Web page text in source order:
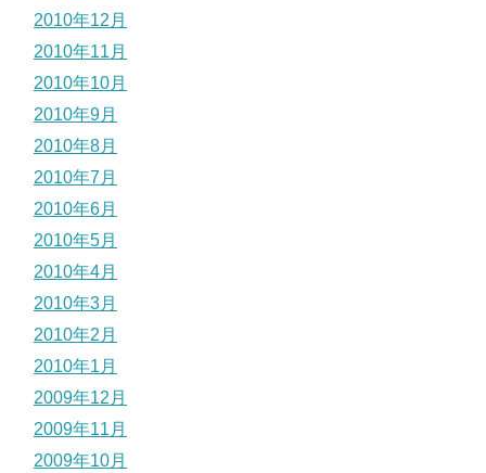
2010年12月
2010年11月
2010年10月
2010年9月
2010年8月
2010年7月
2010年6月
2010年5月
2010年4月
2010年3月
2010年2月
2010年1月
2009年12月
2009年11月
2009年10月